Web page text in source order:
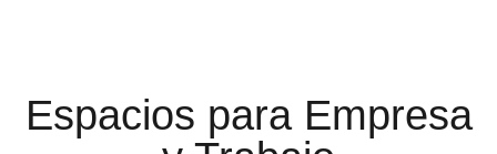
Espacios para Empresa